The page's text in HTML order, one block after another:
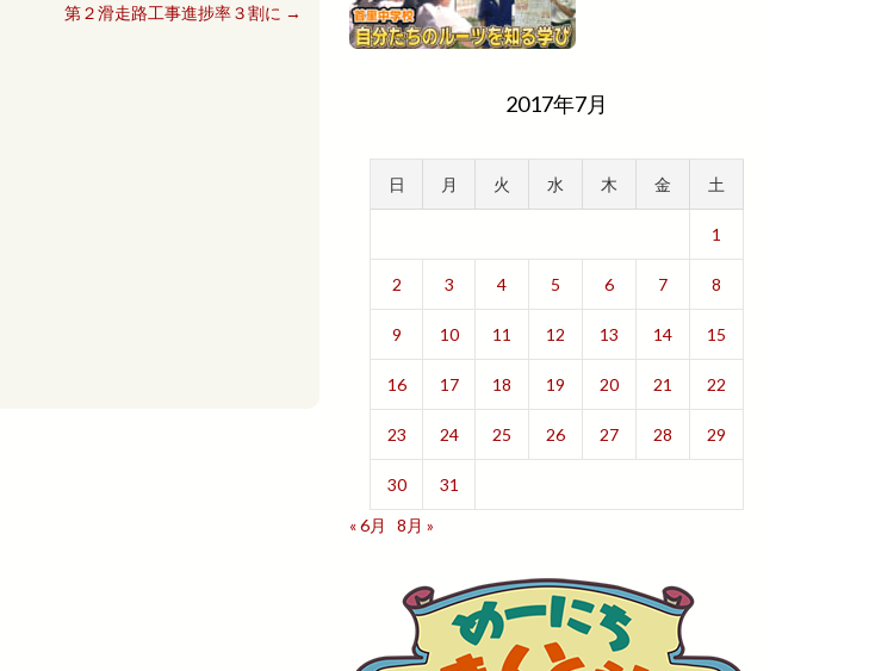
第２滑走路工事進捗率３割に →
2017年7月
日 月 火 水 木 金 土
1
2 3 4 5 6 7 8
9 10 11 12 13 14 15
16 17 18 19 20 21 22
23 24 25 26 27 28 29
30
31
« 6月
8月 »